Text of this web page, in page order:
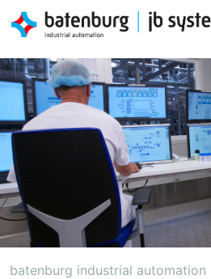
batenburg industrial automation